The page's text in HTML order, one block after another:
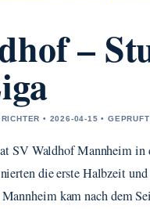
–
• 2026-04-15 •
SV Waldhof Mannheim
die erste Halbzeit
kam nach dem